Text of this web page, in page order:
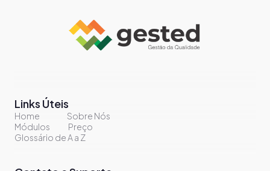
Links Úteis
Home
Sobre Nós
Módulos
Preço
Glossário de A a Z